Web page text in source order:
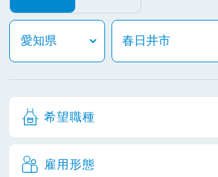
希望職種
雇用形態